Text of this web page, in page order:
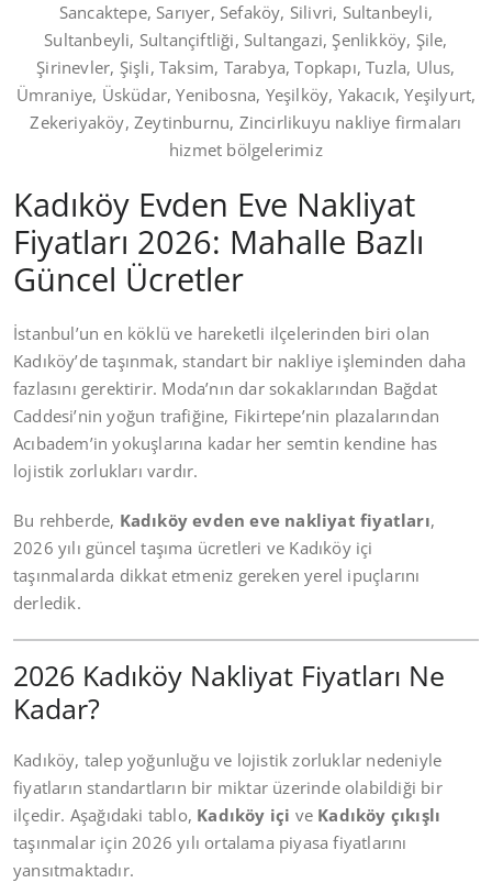
Sancaktepe, Sarıyer, Sefaköy, Silivri, Sultanbeyli,
Sultanbeyli, Sultançiftliği, Sultangazi, Şenlikköy, Şile,
Şirinevler, Şişli, Taksim, Tarabya, Topkapı, Tuzla, Ulus,
Ümraniye, Üsküdar, Yenibosna, Yeşilköy, Yakacık, Yeşilyurt,
Zekeriyaköy, Zeytinburnu, Zincirlikuyu nakliye firmaları
hizmet bölgelerimiz
Kadıköy Evden Eve Nakliyat
Fiyatları 2026: Mahalle Bazlı
Güncel Ücretler
İstanbul’un en köklü ve hareketli ilçelerinden biri olan
Kadıköy’de taşınmak, standart bir nakliye işleminden daha
fazlasını gerektirir. Moda’nın dar sokaklarından Bağdat
Caddesi’nin yoğun trafiğine, Fikirtepe’nin plazalarından
Acıbadem’in yokuşlarına kadar her semtin kendine has
lojistik zorlukları vardır.
Bu rehberde, Kadıköy evden eve nakliyat fiyatları,
2026 yılı güncel taşıma ücretleri ve Kadıköy içi
taşınmalarda dikkat etmeniz gereken yerel ipuçlarını
derledik.
2026 Kadıköy Nakliyat Fiyatları Ne
Kadar?
Kadıköy, talep yoğunluğu ve lojistik zorluklar nedeniyle
fiyatların standartların bir miktar üzerinde olabildiği bir
ilçedir. Aşağıdaki tablo, Kadıköy içi ve Kadıköy çıkışlı
taşınmalar için 2026 yılı ortalama piyasa fiyatlarını
yansıtmaktadır.